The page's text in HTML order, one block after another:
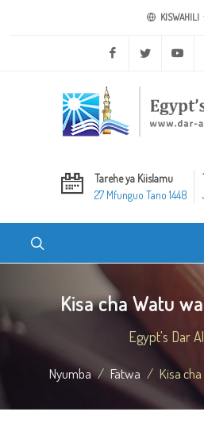
KISWAHILI
Facebook Twitter
Tarehe ya Kiislamu
27 Mfunguo Tano 1448
Kisa cha Watu
Egypt's Dar
Nyumba Fatwa Kisa